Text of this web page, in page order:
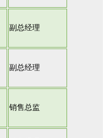
副总经理
副总经理
销售总监